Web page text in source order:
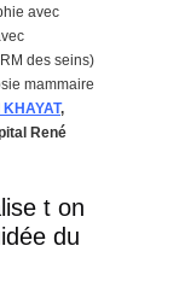
avec
des seins)
mammaire
,
René
t on
du